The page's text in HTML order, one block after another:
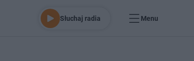
Słuchaj radia Menu